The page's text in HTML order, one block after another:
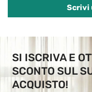
Scrivi
SI ISCRIVA E
SCONTO SUL
ACQUISTO!